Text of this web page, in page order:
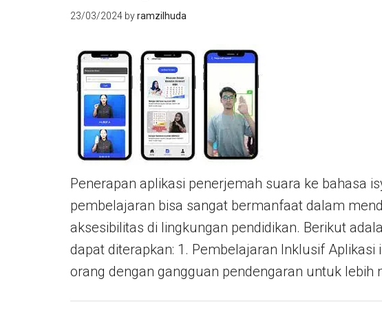
23/03/2024 byramzilhuda
Penerapan aplikasi penerjemah suara ke bahasa
pembelajaran bisa sangat bermanfaat dalam
aksesibilitas di lingkungan pendidikan. Berikut
dapat diterapkan: 1. Pembelajaran Inklusif
orang dengan gangguan pendengaran untuk lebih